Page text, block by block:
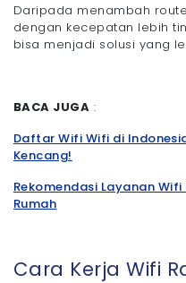
Daripada menambah
dengan kecepatan lebih
bisa menjadi solusi yang
BACA JUGA :
Daftar Wifi Wifi di
Kencang!
Rekomendasi Layanan
Rumah
Cara Kerja Wifi